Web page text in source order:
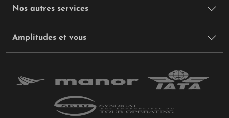
Nos autres services
Amplitudes et vous